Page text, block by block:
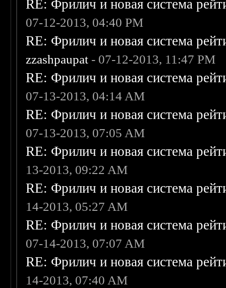
RE: Фрилич и новая система
07-12-2013, 04:40 PM
RE: Фрилич и новая система
zzashpaupat - 07-12-2013, 11:47 PM
RE: Фрилич и новая система
07-13-2013, 04:14 AM
RE: Фрилич и новая система
07-13-2013, 07:05 AM
RE: Фрилич и новая система
13-2013, 09:22 AM
RE: Фрилич и новая система
14-2013, 05:27 AM
RE: Фрилич и новая система
07-14-2013, 07:07 AM
RE: Фрилич и новая система
14-2013, 07:40 AM